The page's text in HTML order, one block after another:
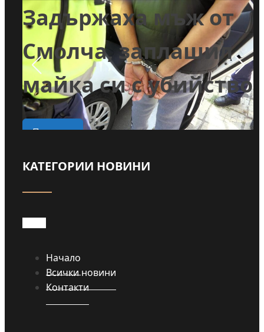
пълненето на
басейни и миенето
на коли с питейна
вода в Годеч
Прочети
КАТЕГОРИИ НОВИНИ
Начало
Всички новини
Контакти